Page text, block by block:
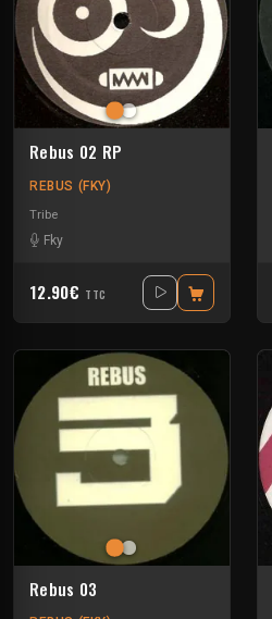
Rebus 02 RP
REBUS (FKY)
Tribe
Fky
12.90€ TTC
Rebus 03